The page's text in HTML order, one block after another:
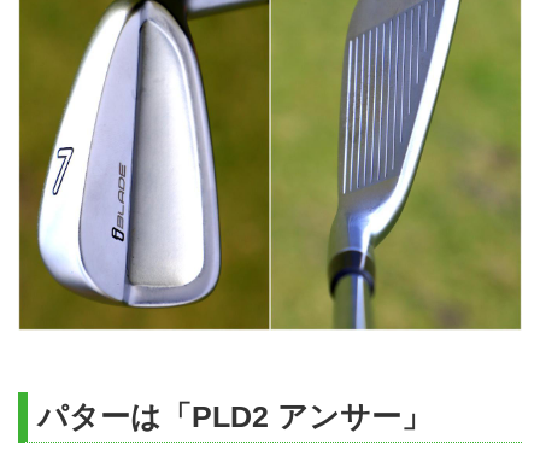
パターは「PLD2 アンサー」